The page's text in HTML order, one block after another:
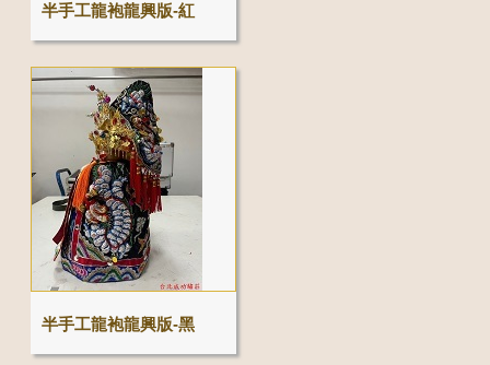
半手工龍袍龍興版-紅
半手工龍袍龍興版-黑